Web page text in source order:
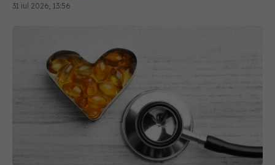
31 iul 2026, 13:56